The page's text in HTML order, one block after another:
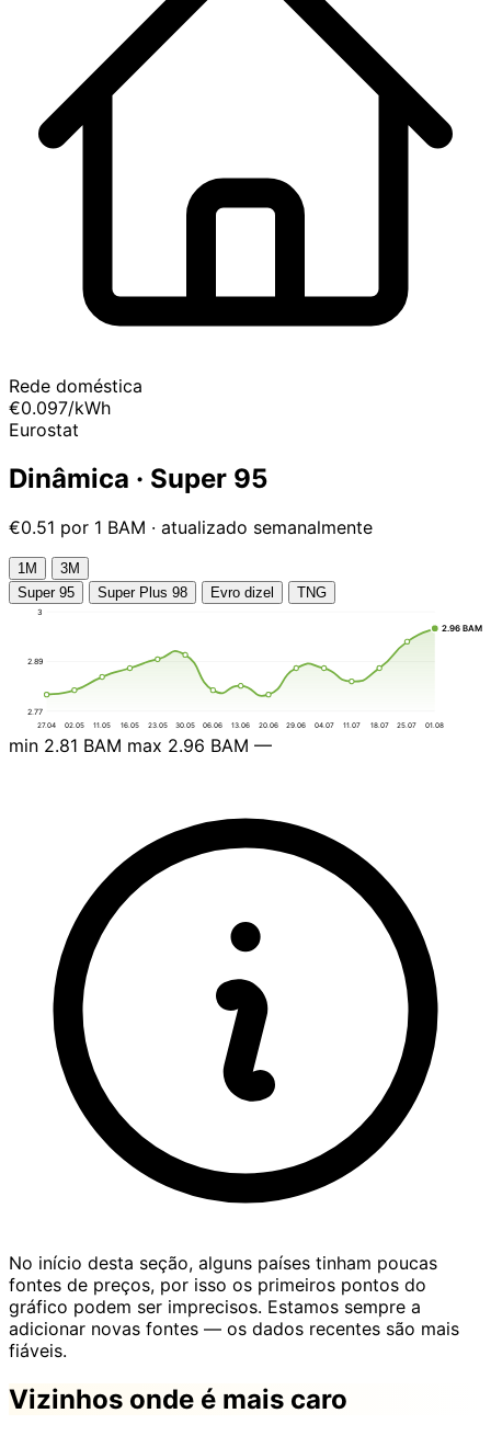
Rede doméstica
€0.097/kWh
Eurostat
Dinâmica · Super 95
€0.51 por 1 BAM · atualizado semanalmente
1М
3М
Super 95
Super Plus 98 Evro dizel TNG
2.77
2.89
3
27.04 02.05 11.05 16.05 23.05 30.05 06.06 13.06 20.06 29.06 04.07 11.07 18.07 25.07 01.08
2.96 BAM
min 2.81 BAM max 2.96 BAM —
No início desta seção, alguns países tinham poucas
fontes de preços, por isso os primeiros pontos do
gráfico podem ser imprecisos. Estamos sempre a
adicionar novas fontes — os dados recentes são mais
fiáveis.
Vizinhos onde é mais caro